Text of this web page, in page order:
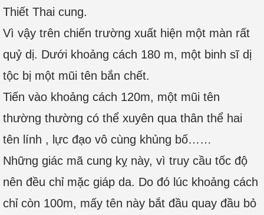
Thiết Thai cung.
Vì vậy trên chiến trường xuất hiện một màn rất
quỷ dị. Dưới khoảng cách 180 m, một binh sĩ dị
tộc bị một mũi tên bắn chết.
Tiến vào khoảng cách 120m, một mũi tên
thường thường có thể xuyên qua thân thể hai
tên lính , lực đạo vô cùng khủng bố……
Những giác mã cung kỵ này, vì truy cầu tốc độ
nên đều chỉ mặc giáp da. Do đó lúc khoảng cách
chỉ còn 100m, mấy tên này bắt đầu quay đầu bỏ